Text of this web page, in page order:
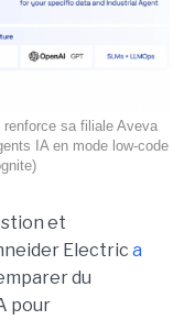
sa filiale Aveva
IA en mode low-code
et
Electric a
du
pour